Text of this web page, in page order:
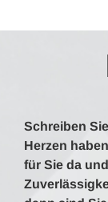
Schreiben
Herzen
für Sie da